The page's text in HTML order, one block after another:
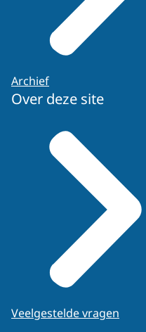
Archief
Over deze site
Veelgestelde vragen